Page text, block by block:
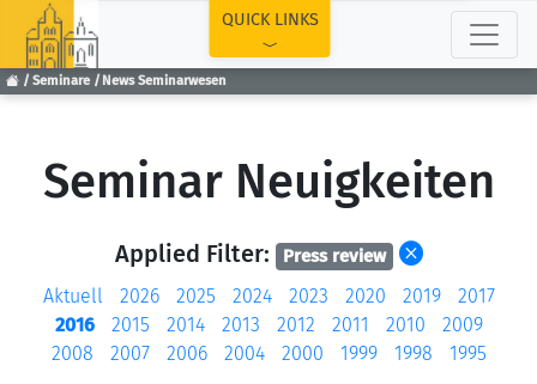
Seminare News Seminarwesen
QUICK LINKS
Seminar Neuigkeiten
Applied Filter: Press review
Aktuell 2026 2025 2024 2023 2020 2019
2017
2016
2015 2014 2013 2012 2011 2010
2009
2008
2007 2006 2004 2000 1999 1998 1995